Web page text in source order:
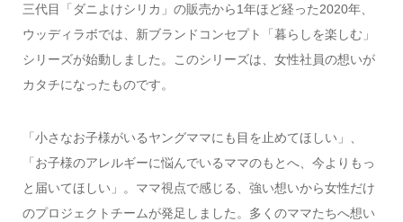
三代目「ダニよけシリカ」の販売から1年ほど経った2020年、
ウッディラボでは、新ブランドコンセプト「暮らしを楽しむ」
シリーズが始動しました。このシリーズは、女性社員の想いが
カタチになったものです。
「小さなお子様がいるヤングママにも目を止めてほしい」、
「お子様のアレルギーに悩んでいるママのもとへ、今よりもっ
と届いてほしい」。ママ視点で感じる、強い想いから女性だけ
のプロジェクトチームが発足しました。多くのママたちへ想い